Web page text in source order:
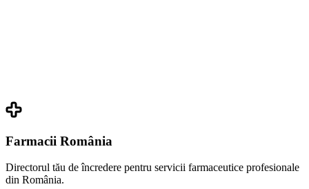
Farmacii România
Directorul tău de încredere pentru servicii farmaceutice profesionale
din România.